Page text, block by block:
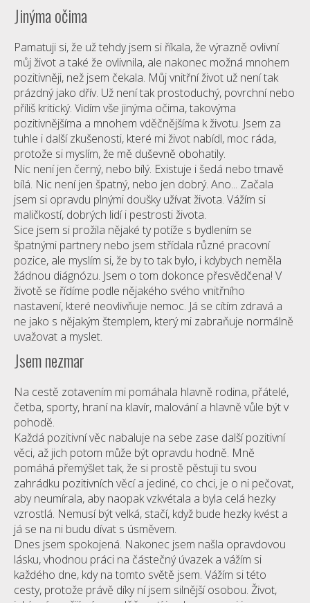
Jinýma očima
Pamatuji si, že už tehdy jsem si říkala, že výrazně ovlivní
můj život a také že ovlivnila, ale nakonec možná mnohem
pozitivněji, než jsem čekala. Můj vnitřní život už není tak
prázdný jako dřív. Už není tak prostoduchý, povrchní nebo
příliš kritický. Vidím vše jinýma očima, takovýma
pozitivnějšíma a mnohem vděčnějšíma k životu. Jsem za
tuhle i další zkušenosti, které mi život nabídl, moc ráda,
protože si myslím, že mě duševně obohatily.
Nic není jen černý, nebo bílý. Existuje i šedá nebo tmavě
bílá. Nic není jen špatný, nebo jen dobrý. Ano... Začala
jsem si opravdu plnými doušky užívat života. Vážím si
maličkostí, dobrých lidí i pestrosti života.
Sice jsem si prožila nějaké ty potíže s bydlením se
špatnými partnery nebo jsem střídala různé pracovní
pozice, ale myslím si, že by to tak bylo, i kdybych neměla
žádnou diágnózu. Jsem o tom dokonce přesvědčena! V
životě se řídíme podle nějakého svého vnitřního
nastavení, které neovlivňuje nemoc. Já se cítím zdravá a
ne jako s nějakým štemplem, který mi zabraňuje normálně
uvažovat a myslet.
Jsem nezmar
Na cestě zotavením mi pomáhala hlavně rodina, přátelé,
četba, sporty, hraní na klavír, malování a hlavně vůle být v
pohodě.
Každá pozitivní věc nabaluje na sebe zase další pozitivní
věci, až jich potom může být opravdu hodně. Mně
pomáhá přemýšlet tak, že si prostě pěstuji tu svou
zahrádku pozitivních věcí a jediné, co chci, je o ni pečovat,
aby neumírala, aby naopak vzkvétala a byla celá hezky
vzrostlá. Nemusí být velká, stačí, když bude hezky kvést a
já se na ni budu dívat s úsměvem.
Dnes jsem spokojená. Nakonec jsem našla opravdovou
lásku, vhodnou práci na částečný úvazek a vážím si
každého dne, kdy na tomto světě jsem. Vážím si této
cesty, protože právě díky ní jsem silnější osobou. Život,